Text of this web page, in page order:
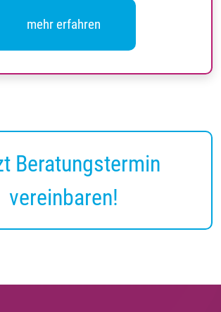
mehr erfahren
Beratungstermin
vereinbaren!